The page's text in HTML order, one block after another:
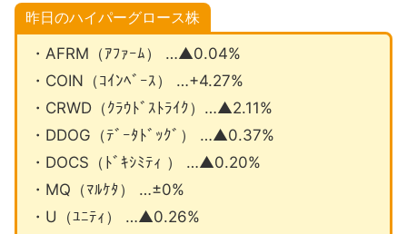
昨日のハイパーグロース株
・AFRM（ｱﾌｧｰﾑ） …▲0.04%
・COIN（ｺｲﾝﾍﾞｰｽ） …+4.27%
・CRWD（ｸﾗｳﾄﾞｽﾄﾗｲｸ）…▲2.11%
・DDOG（ﾃﾞｰﾀﾄﾞｯｸﾞ） …▲0.37%
・DOCS（ﾄﾞｷｼﾐﾃｨ ） …▲0.20%
・MQ（ﾏﾙｹﾀ） …±0%
・U（ﾕﾆﾃｨ） …▲0.26%